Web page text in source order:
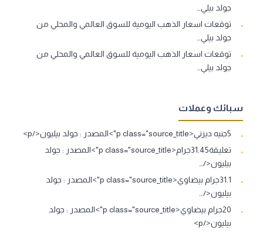
جولد بيلي…
توقعات اسعار الذهب اليومية للسوق العالمي والمحلي من
جولد بيلي…
توقعات اسعار الذهب اليومية للسوق العالمي والمحلي من
جولد بيلي…
سبائك وعملات
5جنيه ديزني<p class="source_title">المصدر : جولد بيليون</p>
تعليقة31.45جرام<p class="source_title">المصدر : جولد
بيليون</…
31.1جرام بيضاوي<p class="source_title">المصدر : جولد
بيليون</…
20جرام بيضاوي<p class="source_title">المصدر : جولد
بيليون</p>